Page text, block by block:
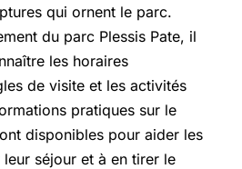
qui ornent le parc.
du parc Plessis Pate, il
les horaires
de visite et les activités
pratiques sur le
disponibles pour aider les
séjour et à en tirer le